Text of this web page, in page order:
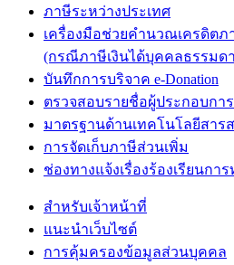
ภาษีระหว่างประเทศ
เครื่องมือช่วยคำนวณเครดิตภ
(กรณีภาษีเงินได้บุคคลธรรมด
บันทึกการบริจาค e-Donation
ตรวจสอบรายชื่อผู้ประกอบการ
มาตรฐานด้านเทคโนโลยีสาร
การจัดเก็บภาษีส่วนเพิ่ม
ช่องทางแจ้งเรื่องร้องเรียนก
สำหรับเจ้าหน้าที่
แนะนำเว็บไซต์
การคุ้มครองข้อมูลส่วนบุคคล